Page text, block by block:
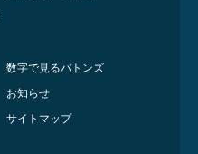
数字で見るバトンズ
お知らせ
サイトマップ